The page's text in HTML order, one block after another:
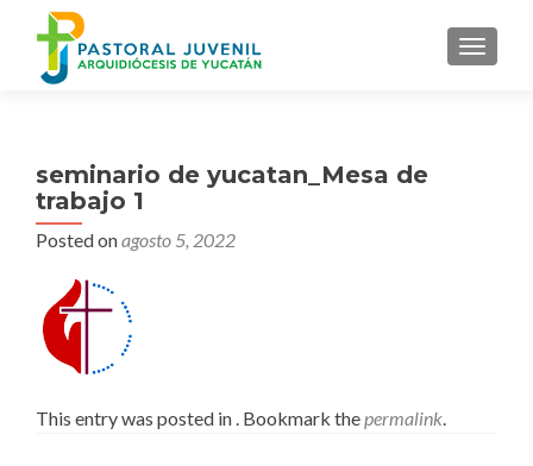
MENU
seminario de yucatan_Mesa de
trabajo 1
Posted onagosto 5, 2022
This entry was posted in . Bookmark thepermalink.